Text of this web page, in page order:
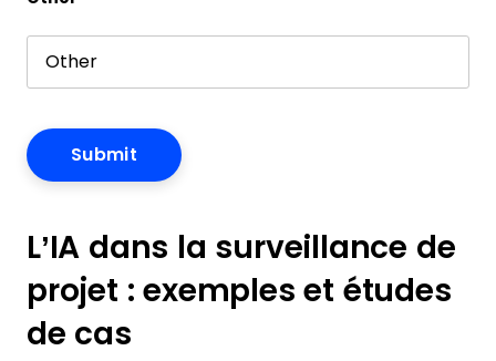
L’IA dans la surveillance de
projet : exemples et études
de cas